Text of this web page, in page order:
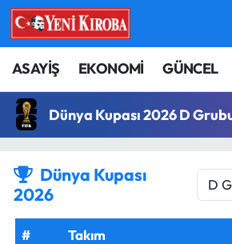
ASAYİŞ EKONOMİ GÜNCEL
Dünya Kupası 2026 D
Dünya Kupası
2026
# Takım
ASAYİŞ
ÇEVRE
DÜNYA
EĞİTİM
Aydın Nöbetçi Eczaneler
Aydin Namaz Vakitleri
Aydın Trafik Yoğunluk Haritası
Süper Lig Puan Durumu ve